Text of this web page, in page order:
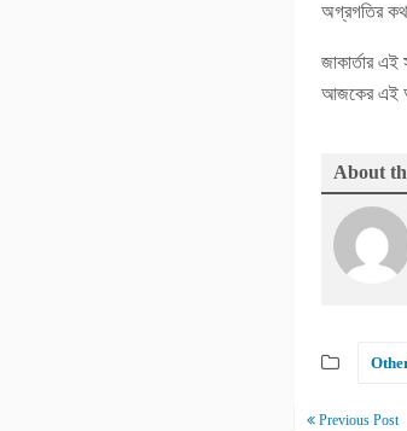
অগ্রগতির
জাকার্তার
আজকের এই
About
Previous Post